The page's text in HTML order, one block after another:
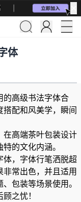
体
的高级书法字体合
配和风美学，瞬间
在高端茶叶包装设计
的文化内涵。
，字体行笔洒脱超
常出色，并且适用
包装等场景使用。
之忧！